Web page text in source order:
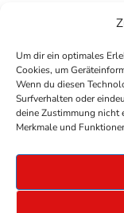
Um dir ein optimales
Cookies, um
Wenn du diesen
Surfverhalten oder
deine Zustimmung nicht
Merkmale und
COPYRIGHT